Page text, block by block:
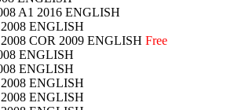
A1 2016 ENGLISH
ENGLISH
COR 2009 ENGLISH Free
ENGLISH
ENGLISH
ENGLISH
ENGLISH